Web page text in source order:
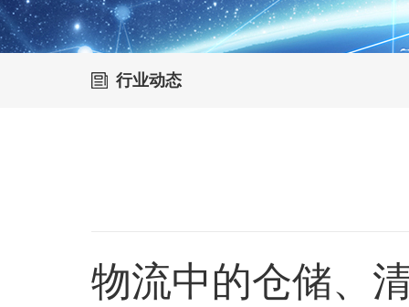
行业动态
物流中的仓储、